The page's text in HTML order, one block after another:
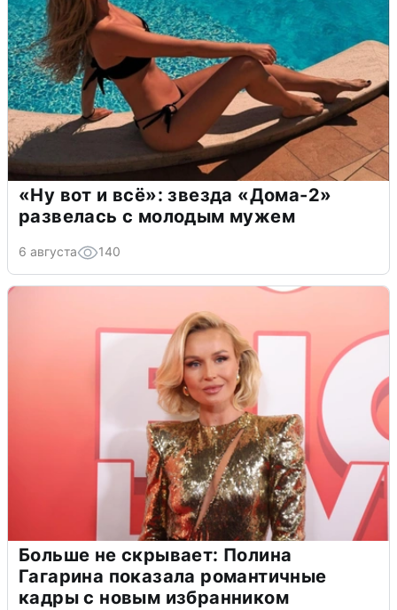
«Ну вот и всё»: звезда «Дома-2»
развелась с молодым мужем
6 августа 140
Больше не скрывает: Полина
Гагарина показала романтичные
кадры с новым избранником